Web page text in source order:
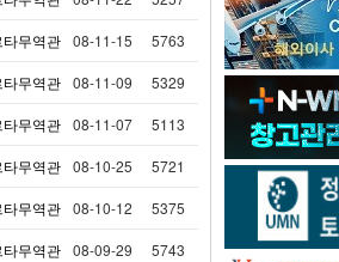
타무역관 08-11-15 5763
타무역관 08-11-09 5329
타무역관 08-11-07 5113
타무역관 08-10-25 5721
타무역관 08-10-12 5375
타무역관 08-09-29 5743